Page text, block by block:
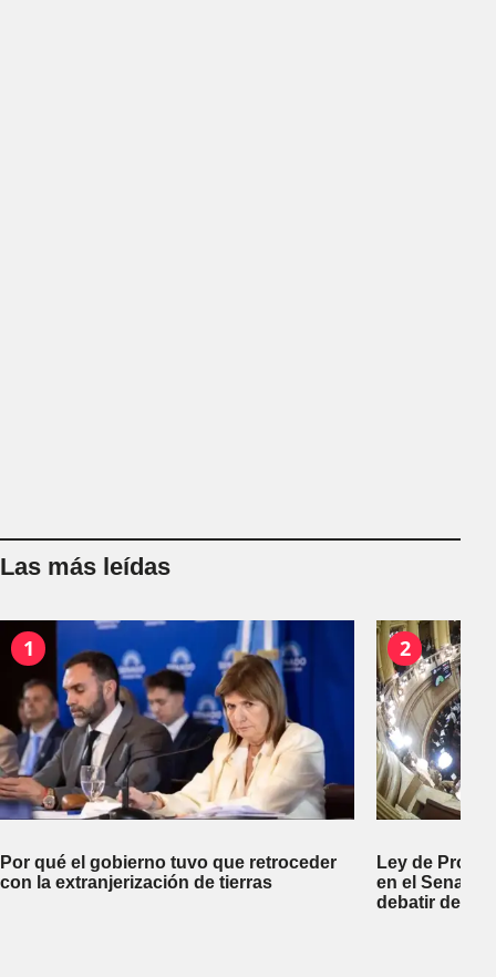
Las más leídas
1
Por qué el gobierno tuvo que retroceder
con la extranjerización de tierras
2
Ley de
en el Senado
debatir